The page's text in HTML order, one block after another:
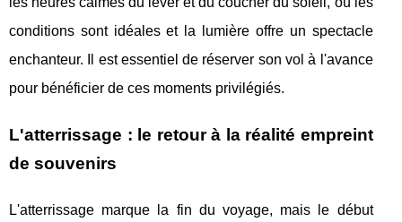
conditions sont idéales et la lumière offre un spectacle
enchanteur. Il est essentiel de réserver son vol à l'avance
pour bénéficier de ces moments privilégiés.
L'atterrissage : le retour à la réalité empreint
de souvenirs
L'atterrissage marque la fin du voyage, mais le début